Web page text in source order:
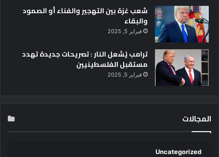
شعب غزة بين التهجير والفناء أو الصمود
والبقاء
فبراير 5, 2025
ترامب يُشعل النار : تصريحات جديدة تهدد
مستقبل الفلسطينيين
فبراير 5, 2025
المجالات
Uncategorized